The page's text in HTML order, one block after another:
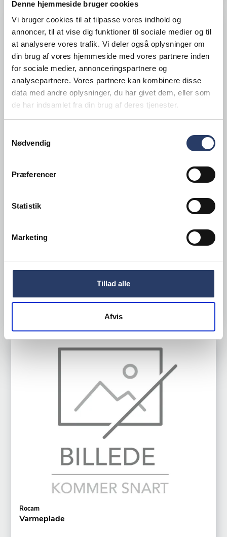
Denne hjemmeside bruger cookies
Vi bruger cookies til at tilpasse vores indhold og
annoncer, til at vise dig funktioner til sociale medier og til
at analysere vores trafik. Vi deler også oplysninger om
din brug af vores hjemmeside med vores partnere inden
for sociale medier, annonceringspartnere og
analysepartnere. Vores partnere kan kombinere disse
data med andre oplysninger, du har givet dem, eller som
de har indsamlet fra din brug af deres tjenester.
Nødvendig
Præferencer
Statistik
Marketing
Tillad alle
Afvis
Varenr.54060515
Bestillingsvare
35.810,00 DKK /productUnit
LÆG I KURV
Rocam
Varmeplade